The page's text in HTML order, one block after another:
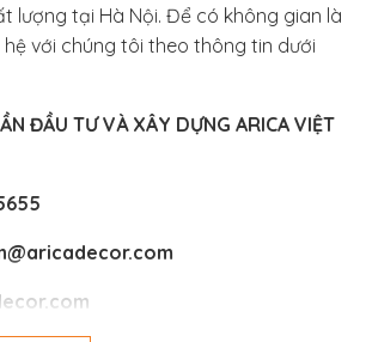
lượng tại Hà Nội. Để có không gian là
với chúng tôi theo thông tin dưới
ĐẦU TƯ VÀ XÂY DỰNG ARICA VIỆT